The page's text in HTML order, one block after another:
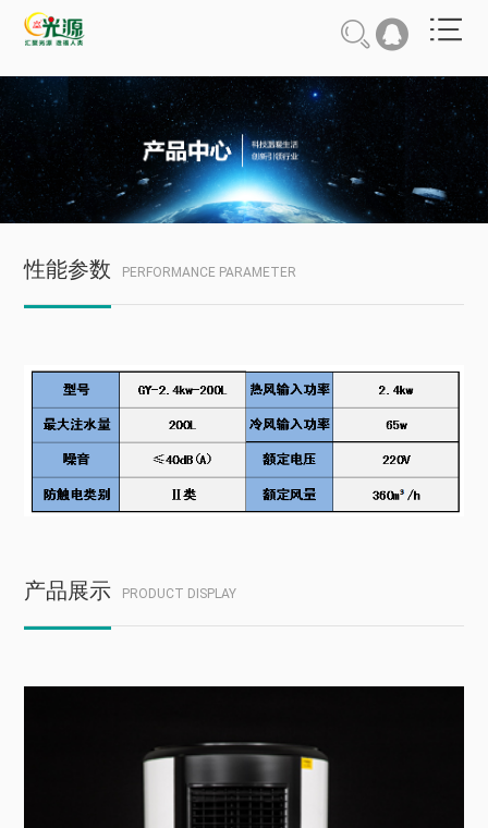
性能参数 PERFORMANCE PARAMETER
产品展示 PRODUCT DISPLAY